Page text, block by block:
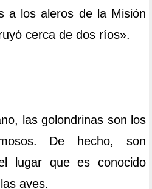
a los aleros de la Misión
cerca de dos ríos».
las golondrinas son los
De hecho, son
lugar que es conocido
aves.